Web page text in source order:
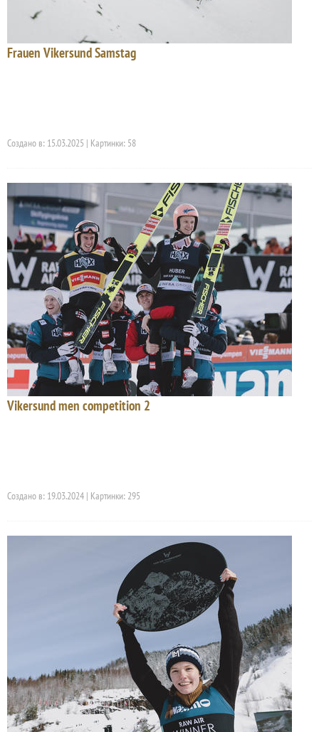
Frauen Vikersund Samstag
Создано в: 15.03.2025 | Картинки: 58
Vikersund men competition 2
Создано в: 19.03.2024 | Картинки: 295